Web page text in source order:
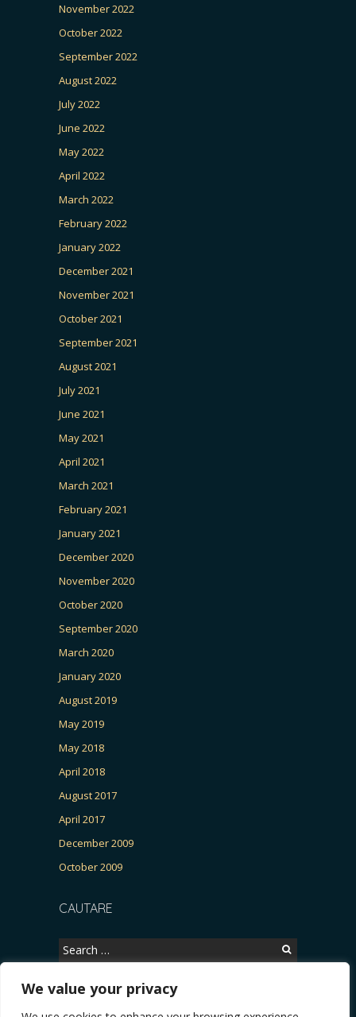
We value your privacy
November 2022
October 2022
September 2022
August 2022
July 2022
June 2022
May 2022
April 2022
March 2022
February 2022
January 2022
December 2021
November 2021
October 2021
September 2021
August 2021
July 2021
June 2021
May 2021
April 2021
March 2021
February 2021
January 2021
December 2020
November 2020
October 2020
September 2020
March 2020
January 2020
August 2019
May 2019
May 2018
April 2018
August 2017
April 2017
December 2009
October 2009
CAUTARE
Search
for: